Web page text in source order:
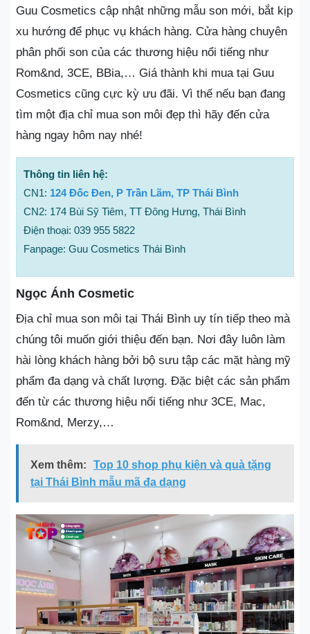
Guu Cosmetics cập nhật những mẫu son mới, bắt kịp
xu hướng để phục vụ khách hàng. Cửa hàng chuyên
phân phối son của các thương hiệu nổi tiếng như
Rom&nd, 3CE, BBia,… Giá thành khi mua tại Guu
Cosmetics cũng cực kỳ ưu đãi. Vì thế nếu bạn đang
tìm một địa chỉ mua son môi đẹp thì hãy đến cửa
hàng ngay hôm nay nhé!
Thông tin liên hệ:
CN1: 124 Đốc Đen, P Trần Lãm, TP Thái Bình
CN2: 174 Bùi Sỹ Tiêm, TT Đông Hưng, Thái Bình
Điện thoại: 039 955 5822
Fanpage: Guu Cosmetics Thái Bình
Ngọc Ánh Cosmetic
Địa chỉ mua son môi tại Thái Bình uy tín tiếp theo mà
chúng tôi muốn giới thiệu đến bạn. Nơi đây luôn làm
hài lòng khách hàng bởi bộ sưu tập các mặt hàng mỹ
phẩm đa dạng và chất lượng. Đặc biệt các sản phẩm
đến từ các thương hiệu nổi tiếng như 3CE, Mac,
Rom&nd, Merzy,…
Xem thêm:
Top 10 shop phụ kiện và quà tặng
tại Thái Bình mẫu mã đa dạng